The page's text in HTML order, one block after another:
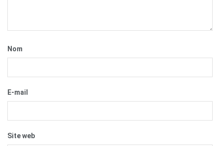
Nom
E-mail
Site web